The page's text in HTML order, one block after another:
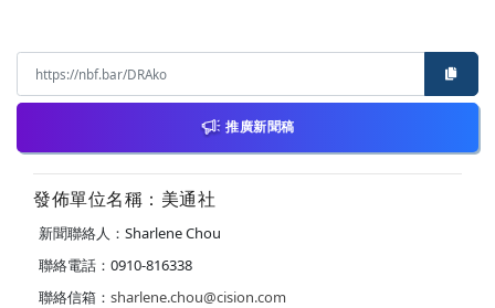
推廣新聞稿
發佈單位名稱：美通社
新聞聯絡人：Sharlene Chou
聯絡電話：0910-816338
聯絡信箱： sharlene.chou@cision.com